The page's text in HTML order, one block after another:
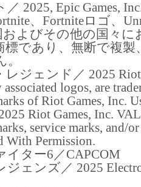
2025, Epic Games,
、Fortniteロゴ、
よびその他の国々に
標であり、無断で複製
ジェンド／ 2025 Riot
logos, are
of Riot Games, Inc.
Riot Games, Inc.
service marks, and/
With Permission.
イター6／CAPCOM
ェンズ／ 2025